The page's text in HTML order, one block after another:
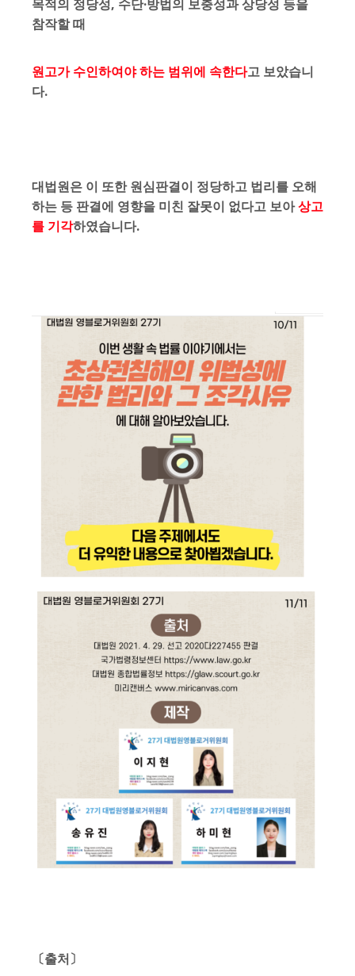
목적의 정당성, 수단·방법의 보충성과 상당성 등을
참작할 때
원고가 수인하여야 하는 범위에 속한다고 보았습니
다.
대법원은 이 또한 원심판결이 정당하고 법리를 오해
하는 등 판결에 영향을 미친 잘못이 없다고 보아상고
를 기각하였습니다.
〔출처〕